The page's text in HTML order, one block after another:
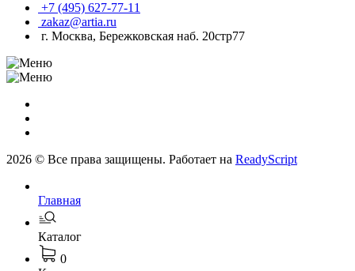
+7 (495) 627-77-11
zakaz@artia.ru
г. Москва, Бережковская наб. 20стр77
2026 © Все права защищены. Работает на ReadyScript
Главная
Каталог
0